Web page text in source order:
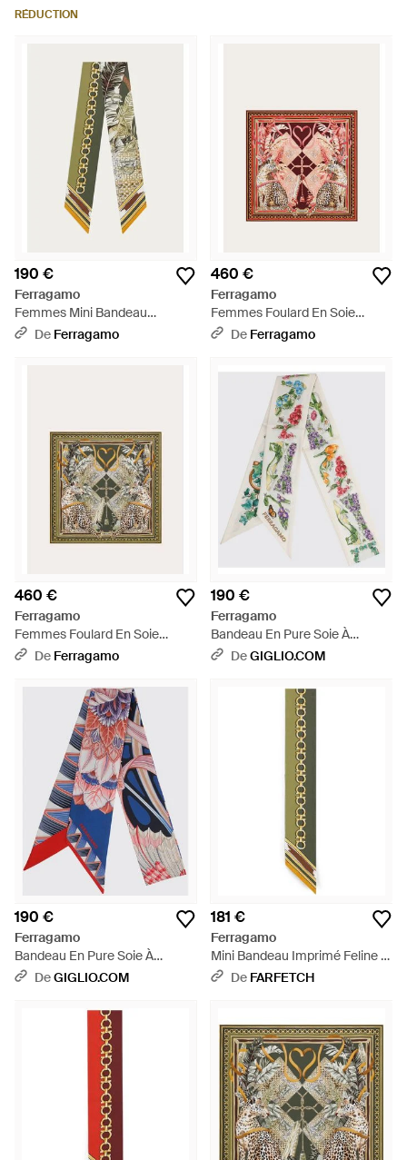
RÉDUCTION
190 €
Ferragamo
Femmes Mini Bandeau
Imprimé Félin Vert - Blanc
De Ferragamo
460 €
Ferragamo
Femmes Foulard En Soie
Imprimé Félin Rouge - Rose
De Ferragamo
460 €
Ferragamo
Femmes Foulard En Soie
Imprimé Félin Vert - Métallisé
De Ferragamo
190 €
Ferragamo
Bandeau En Pure Soie À
Imprimé Floral Intégral - Blanc
DeGIGLIO.COM
190 €
Ferragamo
Bandeau En Pure Soie À
Imprimé Floral Intégral - Blanc
DeGIGLIO.COM
181 €
Ferragamo
Mini Bandeau Imprimé Feline -
Métallisé
De FARFETCH